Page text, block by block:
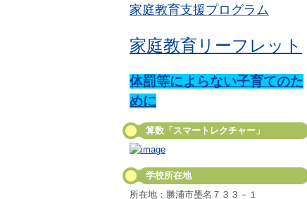
家庭教育支援プログラム
家庭教育リーフレット
体罰等によらない子育てのた
めに
算数「スマートレクチャー」
学校所在地
所在地：勝浦市墨名７３３－１